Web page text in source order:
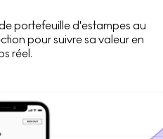
portefeuille d'estampes au
pour suivre sa valeur en
réel.